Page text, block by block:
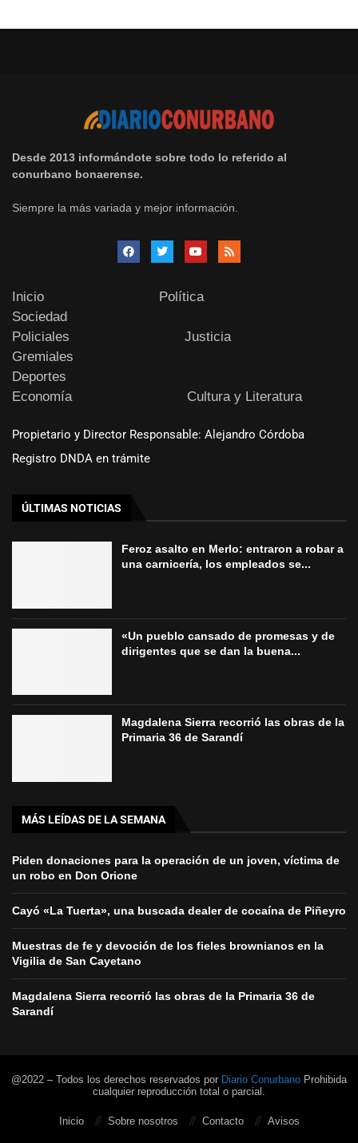
Desde 2013 informándote sobre todo lo referido al
conurbano bonaerense.
Siempre la más variada y mejor información.
Inicio
Política
Sociedad
Policiales
Justicia
Gremiales
Deportes
Economía
Cultura y Literatura
Propietario y Director Responsable: Alejandro Córdoba
Registro DNDA en trámite
ÚLTIMAS NOTICIAS
Feroz asalto en Merlo: entraron a robar a
una carnicería, los empleados se...
«Un pueblo cansado de promesas y de
dirigentes que se dan la buena...
Magdalena Sierra recorrió las obras de la
Primaria 36 de Sarandí
MÁS LEÍDAS DE LA SEMANA
Piden donaciones para la operación de un joven, víctima de
un robo en Don Orione
Cayó «La Tuerta», una buscada dealer de cocaína de Piñeyro
Muestras de fe y devoción de los fieles brownianos en la
Vigilia de San Cayetano
Magdalena Sierra recorrió las obras de la Primaria 36 de
Sarandí
@2022 – Todos los derechos reservados por Diario Conurbano Prohibida
cualquier reproducción total o parcial.
Inicio Sobre nosotros Contacto Avisos